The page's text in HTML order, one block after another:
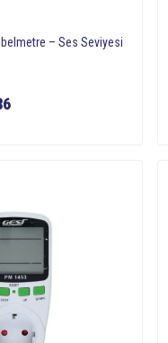
– Ses Seviyesi